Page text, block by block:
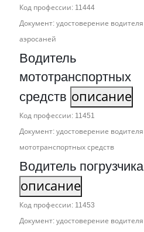
Код профессии: 11444
Документ: удостоверение водителя
аэросаней
Водитель
мототранспортных
средств описание
Код профессии: 11451
Документ: удостоверение водителя
мототранспортных средств
Водитель погрузчика
описание
Код профессии: 11453
Документ: удостоверение водителя